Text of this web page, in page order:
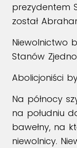
prezydentem
został
Niewolnictwo
Stanów
Abolicjoniści
Na północy
na południu
bawełny, na
niewolnicy.